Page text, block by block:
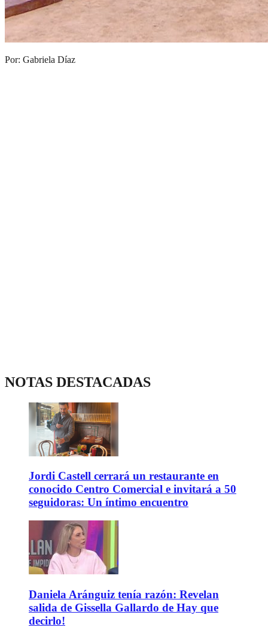
Por: Gabriela Díaz
NOTAS DESTACADAS
Jordi Castell cerrará un restaurante en
conocido Centro Comercial e invitará a 50
seguidoras: Un íntimo encuentro
Daniela Aránguiz tenía razón: Revelan
salida de Gissella Gallardo de Hay que
decirlo!